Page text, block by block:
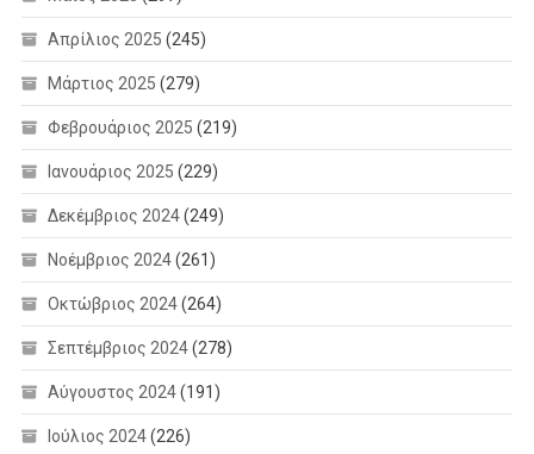
Απρίλιος 2025 (245)
Μάρτιος 2025 (279)
Φεβρουάριος 2025 (219)
Ιανουάριος 2025 (229)
Δεκέμβριος 2024(249)
Νοέμβριος 2024(261)
Οκτώβριος 2024(264)
Σεπτέμβριος 2024(278)
Αύγουστος 2024(191)
Ιούλιος 2024(226)